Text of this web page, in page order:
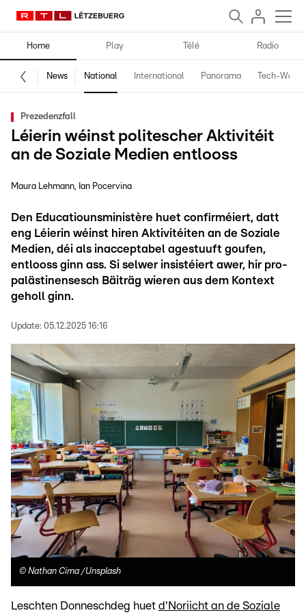
Home Play Télé Radio
News National International Panorama Tech-World
Prezedenzfall
Léierin wéinst politescher Aktivitéit
an de Soziale Medien entlooss
Maura Lehmann Ian Pocervina
Den Educatiounsministère huet confirméiert, datt
eng Léierin wéinst hiren Aktivitéiten an de Soziale
Medien, déi als inacceptabel agestuuft goufen,
entlooss ginn ass. Si selwer insistéiert awer, hir pro-
palästinensesch Bäiträg wieren aus dem Kontext
geholl ginn.
Update: 05.12.2025 16:16
© Nathan Cima /Unsplash
Leschten Donneschdeg huet d'Noriicht an de Soziale